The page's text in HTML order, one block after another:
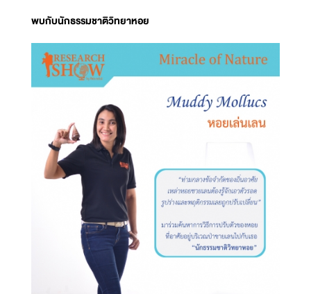
พบกับนักธรรมชาติวิทยาหอย